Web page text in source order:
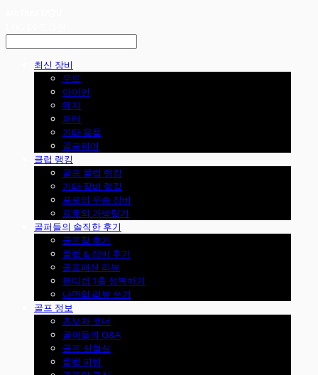
최신 장비
우드
아이언
웨지
퍼터
기타 용품
골프웨어
클럽 랭킹
골프 클럽 랭킹
기타 장비 랭킹
프로의 우승 장비
프로의 가방털기
골퍼들의 솔직한 후기
골프장 후기
클럽 & 장비 후기
골프패션 리뷰
핸디캡 1홀 정복하기
나만의 리뷰 쓰기
골프 정보
초보자 코너
골퍼들의 Q&A
골프 실험실
클럽 피팅